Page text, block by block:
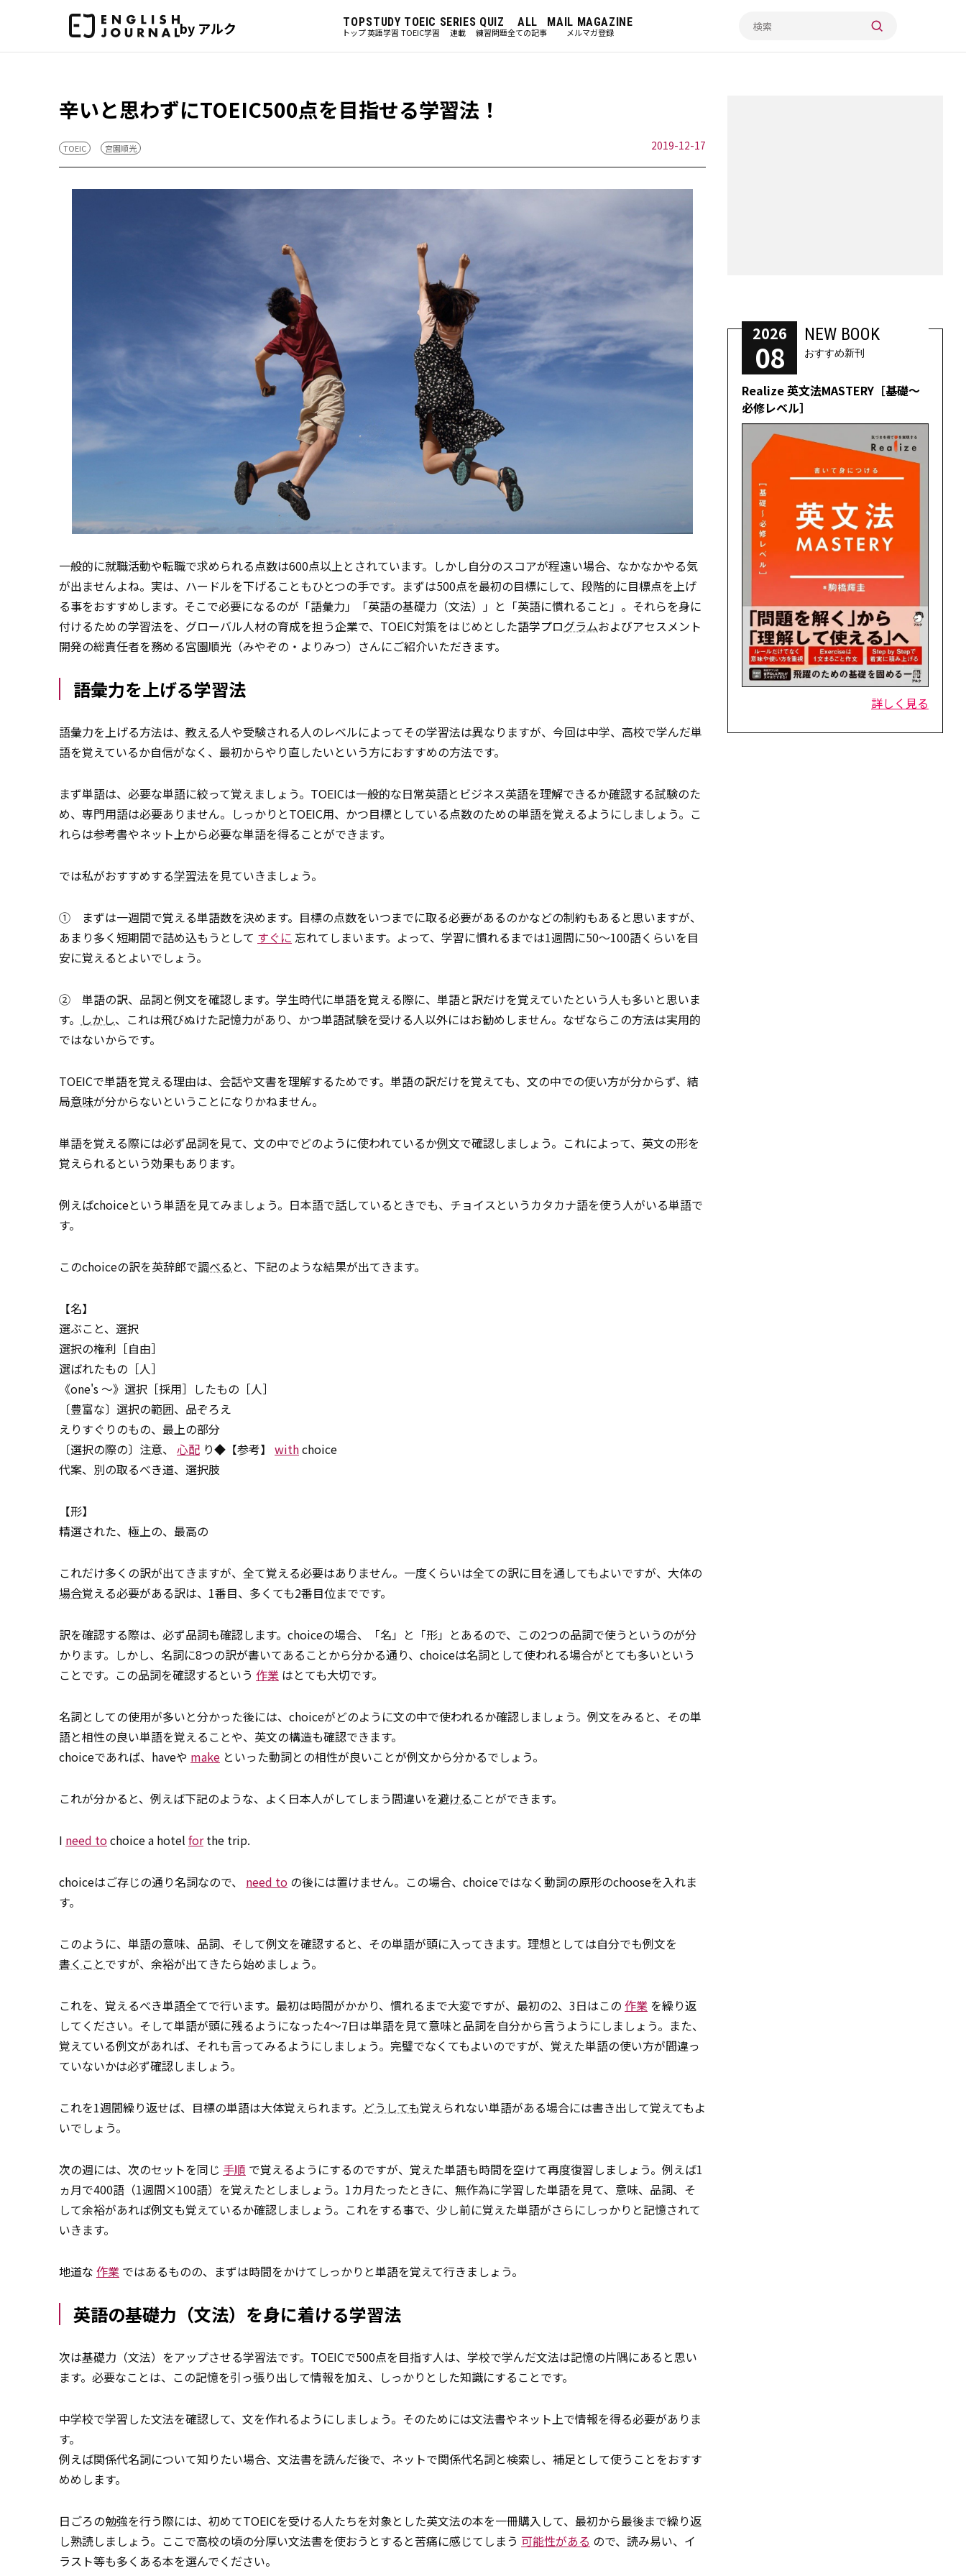
by アルク TOP
トップ
STUDY
英語学習
TOEIC
TOEIC学習
SERIES
連載
QUIZ
練習問題
ALL
全ての記事
MAIL MAGAZINE
メルマガ登録
辛いと思わずにTOEIC500点を目指せる学習法！
TOEIC 宮園順光 2019-12-17
一般的に就職活動や転職で求められる点数は600点以上とされています。しかし自分のスコアが程遠い場合、なかなかやる気
が出ませんよね。実は、ハードルを下げることもひとつの手です。まずは500点を最初の目標にして、段階的に目標点を上げ
る事をおすすめします。そこで必要になるのが「語彙力」「英語の基礎力（文法）」と「英語に慣れること」。それらを身に
付けるための学習法を、グローバル人材の育成を担う企業で、TOEIC対策をはじめとした語学プログラムおよびアセスメント
開発の総責任者を務める宮園順光（みやぞの・よりみつ）さんにご紹介いただきます。
語彙力を上げる学習法
語彙力を上げる方法は、 教える人や受験される人のレベルによってその学習法は異なりますが、今回は中学、高校で学んだ単
語を覚えているか自信がなく、最初からやり直したいという方におすすめの方法です。
まず単語は、必要な単語に絞って覚えましょう。TOEICは一般的な日常英語とビジネス英語を理解できるか確認する試験のた
め、専門用語は必要ありません。しっかりとTOEIC用、かつ目標としている点数のための単語を覚えるようにしましょう。こ
れらは参考書やネット上から必要な単語を得ることができます。
では私がおすすめする学習法を見ていきましょう。
① まずは一週間で覚える単語数を決めます。目標の点数をいつまでに取る必要があるのかなどの制約もあると思いますが、
あまり多く短期間で詰め込もうとして すぐに 忘れてしまいます。よって、学習に慣れるまでは1週間に50～100語くらいを目
安に覚えるとよいでしょう。
② 単語の訳、品詞と例文を確認します。学生時代に単語を覚える際に、単語と訳だけを覚えていたという人も多いと思いま
す。 しかし、これは飛びぬけた記憶力があり、かつ単語試験を受ける人以外にはお勧めしません。なぜならこの方法は実用的
ではないからです。
TOEICで単語を覚える理由は、会話や文書を理解するためです。単語の訳だけを覚えても、文の中での使い方が分からず、結
局意味が分からないということになりかねません。
単語を覚える際には必ず品詞を見て、文の中でどのように使われているか例文で確認しましょう。これによって、英文の形を
覚えられるという効果もあります。
例えばchoiceという単語を見てみましょう。日本語で話しているときでも、チョイスというカタカナ語を使う人がいる単語で
す。
このchoiceの訳を英辞郎で調べる と、下記のような結果が出てきます。
【名】
選ぶこと、選択
選択の権利［自由］
選ばれたもの［人］
《one's ～》選択［採用］したもの［人］
〔豊富な〕選択の範囲、品ぞろえ
えりすぐりのもの、最上の部分
〔選択の際の〕注意、 心配 り◆【参考】 withchoice
代案、別の取るべき道、選択肢
【形】
精選された、極上の、最高の
これだけ多くの訳が出てきますが、全て覚える必要はありません。一度くらいは全ての訳に目を通してもよいですが、大体の
場合覚える必要がある訳は、1番目、多くても2番目位までです。
訳を確認する際は、必ず品詞も確認します。choiceの場合、「名」と「形」とあるので、この2つの品詞で使うというのが分
かります。しかし、名詞に8つの訳が書いてあることから分かる通り、choiceは名詞として使われる場合がとても多いという
ことです。この品詞を確認するという 作業 はとても大切です。
名詞としての使用が多いと分かった後には、choiceがどのように文の中で使われるか確認しましょう。例文をみると、その単
語と相性の良い単語を覚えることや、英文の構造も確認できます。
choiceであれば、haveや make といった動詞との相性が良いことが例文から分かるでしょう。
これが分かると、例えば下記のような、よく日本人がしてしまう間違いを避けることができます。
I need tochoice a hotel forthe trip.
choiceはご存じの通り名詞なので、 need to の後には置けません。この場合、choiceではなく動詞の原形のchooseを入れま
す。
このように、単語の意味、品詞、そして例文を確認すると、その単語が頭に入ってきます。理想としては自分でも例文を
書くことですが、余裕が出てきたら始めましょう。
これを、覚えるべき単語全てで行います。最初は時間がかかり、慣れるまで大変ですが、最初の2、3日はこの 作業 を繰り返
してください。そして単語が頭に残るようになった4～7日は単語を見て意味と品詞を自分から言うようにしましょう。また、
覚えている例文があれば、それも言ってみるようにしましょう。完璧でなくてもよいのですが、覚えた単語の使い方が間違っ
ていないかは必ず確認しましょう。
これを1週間繰り返せば、目標の単語は大体覚えられます。 どうしても覚えられない単語がある場合には書き出して覚えてもよ
いでしょう。
次の週には、次のセットを同じ 手順 で覚えるようにするのですが、覚えた単語も時間を空けて再度復習しましょう。例えば1
ヵ月で400語（1週間×100語）を覚えたとしましょう。1カ月たったときに、無作為に学習した単語を見て、意味、品詞、そ
して余裕があれば例文も覚えているか確認しましょう。これをする事で、少し前に覚えた単語がさらにしっかりと記憶されて
いきます。
地道な 作業 ではあるものの、まずは時間をかけてしっかりと単語を覚えて行きましょう。
英語の基礎力（文法）を身に着ける学習法
次は基礎力（文法）をアップさせる学習法です。TOEICで500点を目指す人は、学校で学んだ文法は記憶の片隅にあると思い
ます。必要なことは、この記憶を引っ張り出して情報を加え、しっかりとした知識にすることです。
中学校で学習した文法を確認して、文を作れるようにしましょう。そのためには文法書やネット上で情報を得る必要がありま
す。
例えば関係代名詞について知りたい場合、文法書を読んだ後で、ネットで関係代名詞と検索し、補足として使うことをおすす
めめします。
日ごろの勉強を行う際には、初めてTOEICを受ける人たちを対象とした英文法の本を一冊購入して、最初から最後まで繰り返
し熟読しましょう。ここで高校の頃の分厚い文法書を使おうとすると苦痛に感じてしまう 可能性がある ので、読み易い、イ
ラスト等も多くある本を選んでください。
2026
08
NEW BOOK
おすすめ新刊
Realize 英文法MASTERY［基礎～
必修レベル］
詳しく見る